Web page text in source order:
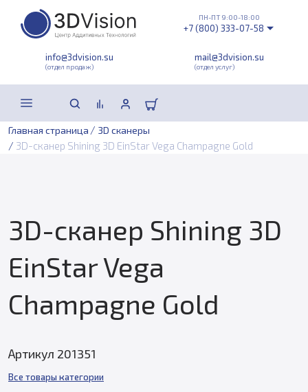
info@3dvision.su
(отдел продаж)
mail@3dvision.su
(отдел услуг)
ПН-ПТ 9:00-18:00
+7 (800) 333-07-58
Главная страница / 3D сканеры
/ 3D-сканер Shining 3D EinStar Vega Champagne Gold
3D-сканер Shining 3D
EinStar Vega
Champagne Gold
Артикул 201351
Все товары категории